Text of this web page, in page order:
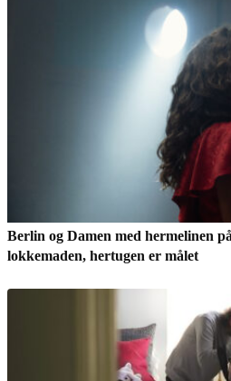
Berlin og Damen med hermelinen
lokkemaden, hertugen er målet